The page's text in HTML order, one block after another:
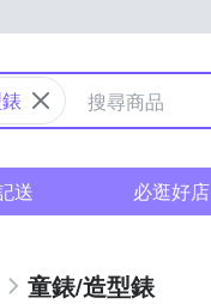
送 必逛好店
童錶/造型錶